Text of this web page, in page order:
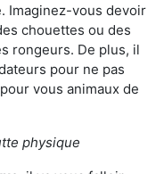
Imaginez-vous devoir
chouettes ou des
rongeurs. De plus, il
pour ne pas
vous animaux de
physique